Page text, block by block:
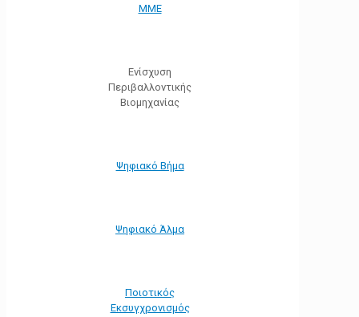
ΜΜΕ
Ενίσχυση
Περιβαλλοντικής
Βιομηχανίας
Ψηφιακό Βήμα
Ψηφιακό Άλμα
Ποιοτικός
Εκσυγχρονισμός